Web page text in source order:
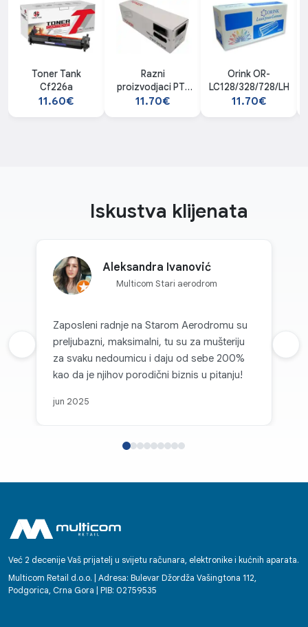
Toner Tank
Cf226a
11.60€
Razni
proizvodjaci PT-
3020/3025
11.70€
Orink OR-
LC128/328/728/
11.70€
Iskustva klijenata
Aleksandra Ivanović
Multicom Stari aerodrom
Zaposleni radnje na Starom Aerodromu su
preljubazni, maksimalni, tu su za mušteriju
za svaku nedoumicu i daju od sebe 200%
kao da je njihov porodični biznis u pitanju!
jun 2025
Prethodna recenzija
Već 2 decenije Vaš prijatelj u svijetu računara, elektronike i kućnih aparata.
Multicom Retail d.o.o. | Adresa: Bulevar Džordža Vašingtona 112,
Podgorica, Crna Gora | PIB: 02759535